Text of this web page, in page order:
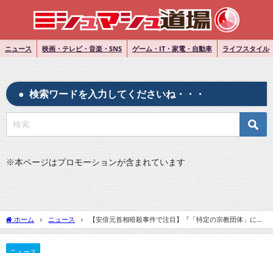
ニュース 映画・テレビ・音楽・SNS ゲーム・IT・家電・自動車 ライフスタイル
検索ワードを入力してくださいね・・・
※本ページはプロモーションが含まれています
ホーム ニュース
【安倍元首相暗殺事件で注目】『「特定の宗教団体」にハ
マった有名人たちの“驚きの行動”』についてTwitterの反応